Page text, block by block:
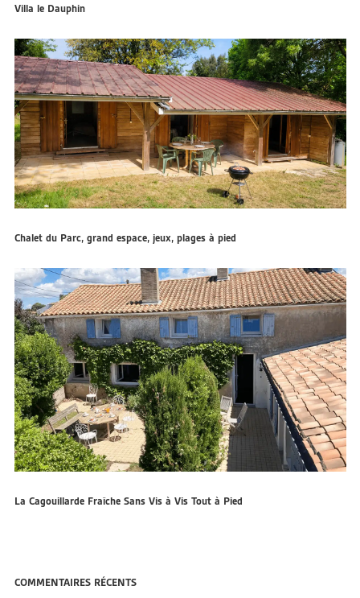
Villa le Dauphin
Chalet du Parc, grand espace, jeux, plages à pied
La Cagouillarde Fraîche Sans Vis à Vis Tout à Pied
COMMENTAIRES RÉCENTS